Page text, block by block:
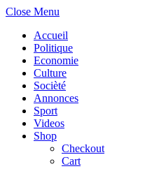
Close Menu
Accueil
Politique
Economie
Culture
Socièté
Annonces
Sport
Videos
Shop
Checkout
Cart